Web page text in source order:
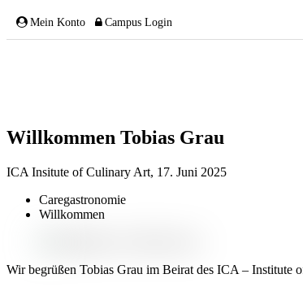
Mein Konto Campus Login
ÜBER UNS
Team
Gremien
Willkommen Tobias Grau
ICA Insitute of Culinary Art, 17. Juni 2025
Caregastronomie
Willkommen
Wir begrüßen Tobias Grau im Beirat des ICA – Institute